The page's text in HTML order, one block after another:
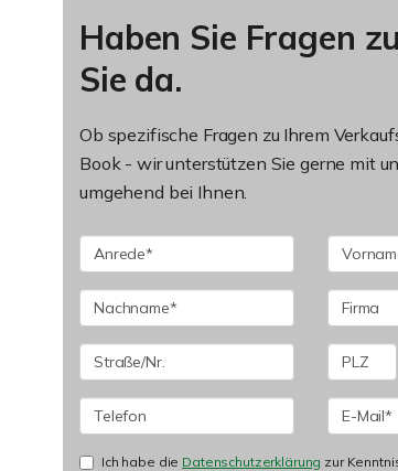
Haben Sie Fragen
Sie da.
Ob spezifische Fragen zu Ihrem
Book - wir unterstützen Sie gerne mit
umgehend bei Ihnen.
Ich habe die Datenschutzerklärung zur